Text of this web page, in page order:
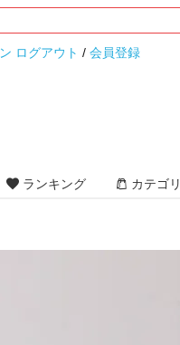
ログアウト / 会員登録
ランキング カテゴリ